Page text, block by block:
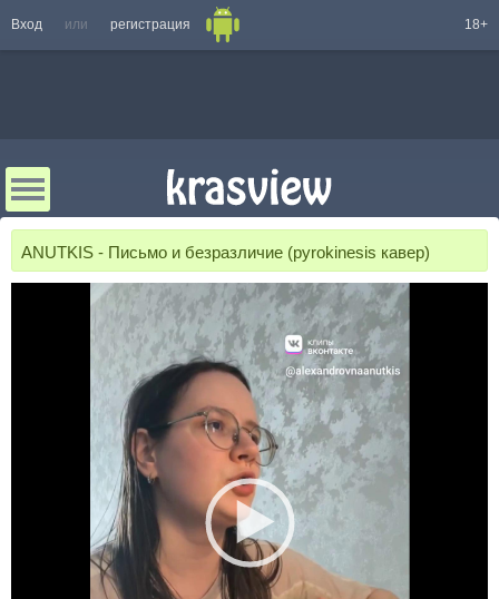
Вход или регистрация 18+
ANUTKIS - Письмо и безразличие (pyrokinesis кавер)